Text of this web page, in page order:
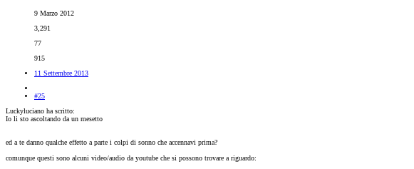
9 Marzo 2012
3,291
77
915
11 Settembre 2013
#25
Luckyluciano ha scritto:
Io li sto ascoltando da un mesetto
ed a te danno qualche effetto a parte i colpi di sonno che accennavi prima?
comunque questi sono alcuni video/audio da youtube che si possono trovare a riguardo: